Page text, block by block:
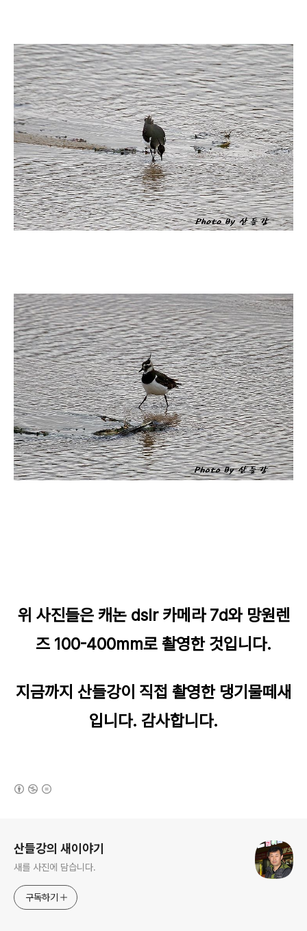
위 사진들은 캐논 dslr 카메라 7d와 망원렌
즈 100-400mm로 촬영한 것입니다.
지금까지 산들강이 직접 촬영한 댕기물떼새
입니다. 감사합니다.
산들강의 새이야기
새를 사진에 담습니다.
구독하기